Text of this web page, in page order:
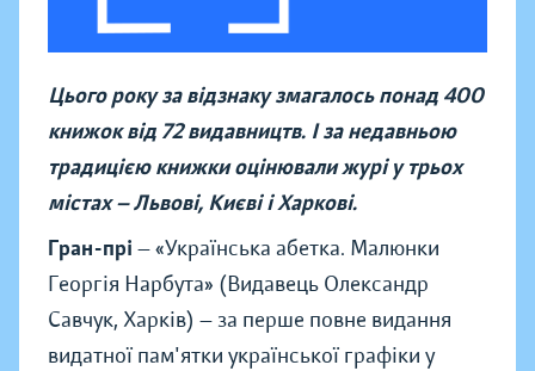
Цього року за відзнаку змагалось понад 400
книжок від 72 видавництв. І за недавньою
традицією книжки оцінювали журі у трьох
містах — Львові, Києві і Харкові.
Гран-прі —«Українська абетка. Малюнки
Георгія Нарбута» (Видавець Олександр
Савчук, Харків) — за перше повне видання
видатної пам'ятки української графіки у